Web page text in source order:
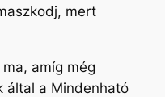
mert
amíg még
által a Mindenható